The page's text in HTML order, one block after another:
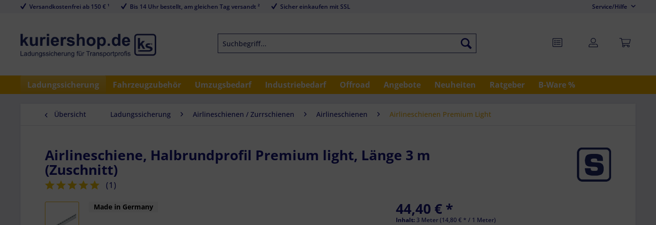
Versandkostenfrei ab 150 € ¹ Bis 14 Uhr bestellt, am gleichen Tag versandt ² Sicher einkaufen mit SSL Service/Hilfe
Ladungssicherung Fahrzeugzubehör Umzugsbedarf Industriebedarf Offroad Angebote Neuheiten Ratgeber B-Ware %
Übersicht Ladungssicherung Airlineschienen / Zurrschienen Airlineschienen Airlineschienen Premium Light
Airlineschiene, Halbrundprofil Premium light, Länge 3 m
(Zuschnitt)
(1 )
Made in Germany 44,40 € *
Inhalt: 3 Meter (14,80 € * / 1 Meter)